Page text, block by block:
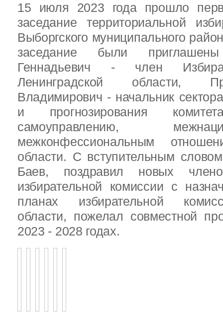
15 июля 2023 года прошло
заседание территориальной
Выборгского муниципального
заседание были
Геннадьевич - член
Ленинградской области,
Владимирович - начальник
и прогнозирования
самоуправлению,
межконфессиональным
области. С вступительным
Баев, поздравил новых
избирательной комиссии с
планах избирательной
области, пожелал совместной
2023 - 2028 годах.